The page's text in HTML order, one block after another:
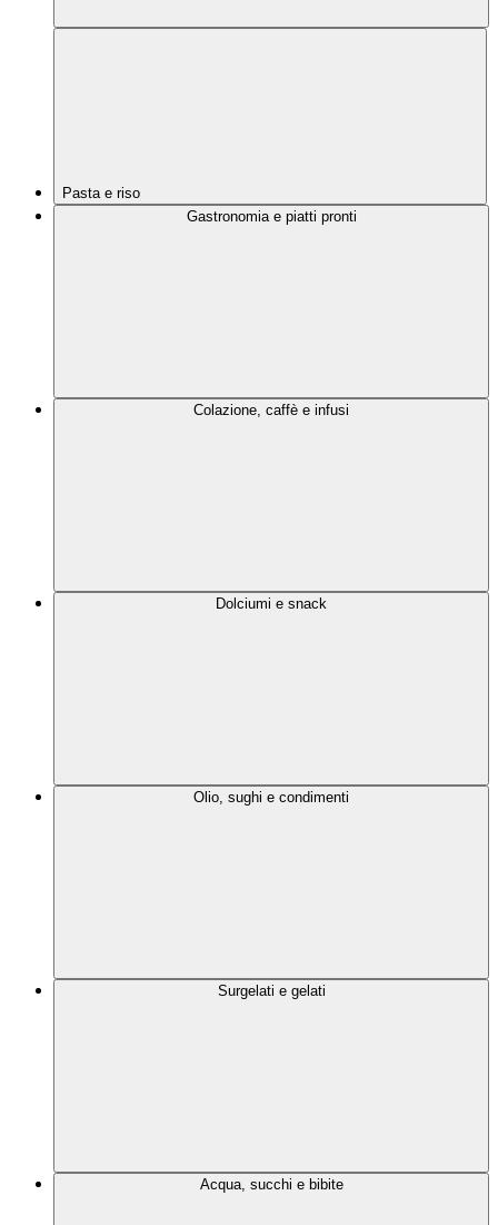
Pasta e riso
Gastronomia e piatti pronti
Colazione, caffè e infusi
Dolciumi e snack
Olio, sughi e condimenti
Surgelati e gelati
Acqua, succhi e bibite